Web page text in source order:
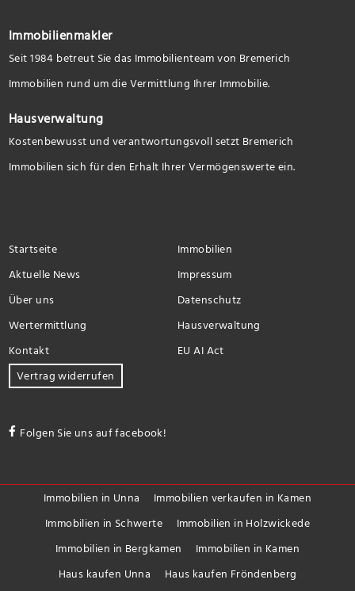
Immobilienmakler
Seit 1984 betreut Sie das Immobilienteam von Bremerich
Immobilien rund um die Vermittlung Ihrer Immobilie.
Hausverwaltung
Kostenbewusst und verantwortungsvoll setzt Bremerich
Immobilien sich für den Erhalt Ihrer Vermögenswerte ein.
Startseite
Immobilien
Aktuelle News
Impressum
Über uns
Datenschutz
Wertermittlung
Hausverwaltung
Kontakt
EU AI Act
Vertrag widerrufen
Folgen Sie uns auf facebook!
Immobilien in Unna
Immobilien verkaufen in Kamen
Immobilien in Schwerte
Immobilien in Holzwickede
Immobilien in Bergkamen
Immobilien in Kamen
Haus kaufen Unna
Haus kaufen Fröndenberg